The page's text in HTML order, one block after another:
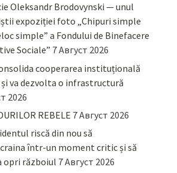
Oleksandr Brodovynski — unul
expoziției foto „Chipuri simple
simple” a Fondului de Binefacere
Sociale” 7 Август 2026
cooperarea instituțională
va dezvolta o infrastructură
2026
REBELE 7 Август 2026
riscă din nou să
într-un moment critic și să
opri războiul 7 Август 2026